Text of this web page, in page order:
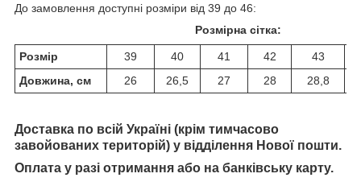
До замовлення доступні розміри від 39 до 46:
Розмірна сітка:
Розмір 39 40 41 42
43
Довжина, см
26 26,5 27 28 28,8
Доставка по всій Україні (крім тимчасово
завойованих територій) у відділення Нової пошти.
Оплата у разі отримання або на банківську карту.